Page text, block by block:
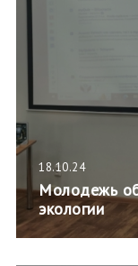
18.10.24
Молодежь
экологии